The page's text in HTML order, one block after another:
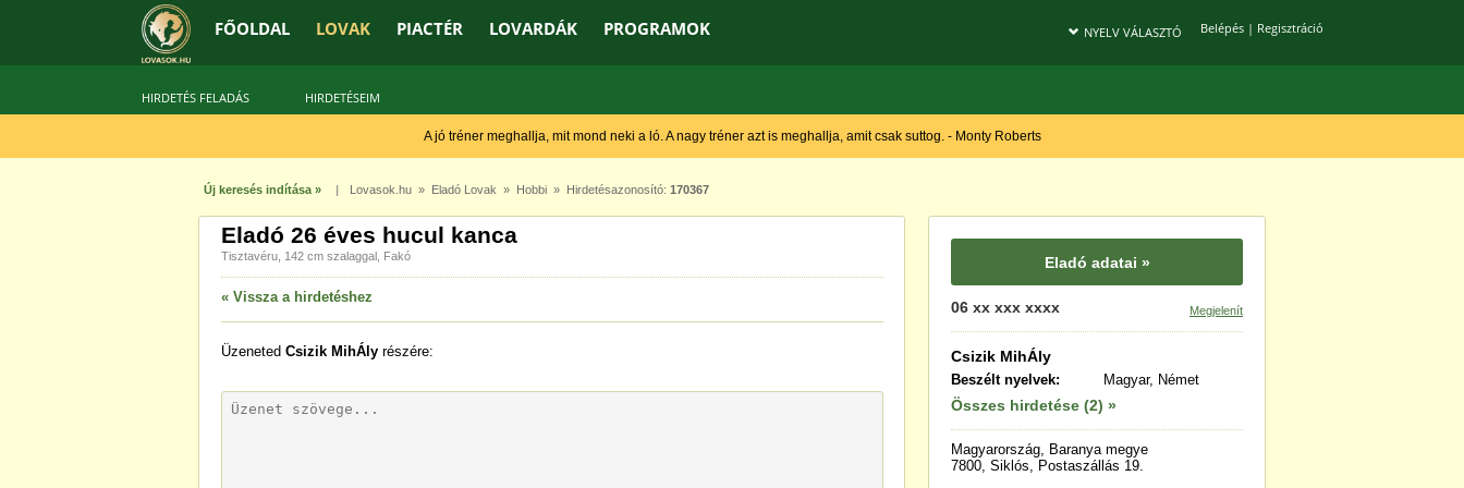
FŐOLDAL LOVAK PIACTÉR LOVARDÁK PROGRAMOK Belépés| Regisztráció
NYELV VÁLASZTÓ
HIRDETÉS FELADÁS HIRDETÉSEIM
A jó tréner meghallja, mit mond neki a ló. A nagy tréner azt is meghallja, amit csak suttog. - Monty Roberts
Új keresés indítása » | Lovasok.hu » Eladó Lovak » Hobbi » Hirdetésazonosító: 170367
Eladó 26 éves hucul kanca
Tisztavéru, 142 cm szalaggal, Fakó
« Vissza a hirdetéshez
Üzeneted Csizik MihÁly részére:
Eladó adatai »
06 xx xxx xxxx Megjelenít
Csizik MihÁly
Beszélt nyelvek: Magyar, Német
Összes hirdetése (2) »
Magyarország, Baranya megye
7800, Siklós, Postaszállás 19.